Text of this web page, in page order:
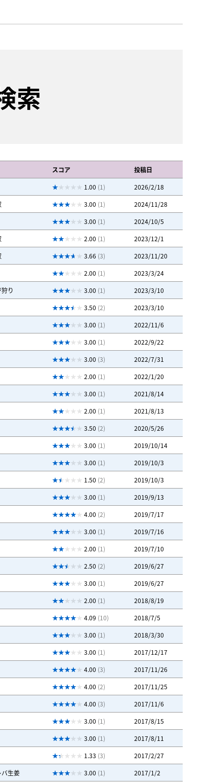
索
スコア
投稿日
1.00 (1)
2026/2/18
3.00 (1)
2024/11/28
3.00 (1)
2024/10/5
2.00 (1)
2023/12/1
3.66 (3)
2023/11/20
2.00 (1)
2023/3/24
り 3.00 (1)
2023/3/10
3.50 (2)
2023/3/10
3.00 (1)
2022/11/6
3.00 (1)
2022/9/22
3.00 (3)
2022/7/31
2.00 (1)
2022/1/20
3.00 (1)
2021/8/14
2.00 (1)
2021/8/13
3.50 (2)
2020/5/26
3.00 (1)
2019/10/14
3.00 (1)
2019/10/3
1.50 (2)
2019/10/3
3.00 (1)
2019/9/13
4.00 (2)
2019/7/17
3.00 (1)
2019/7/16
2.00 (1)
2019/7/10
2.50 (2)
2019/6/27
3.00 (1)
2019/6/27
2.00 (1)
2018/8/19
4.09 (10)
2018/7/5
3.00 (1)
2018/3/30
3.00 (1)
2017/12/17
4.00 (3)
2017/11/26
4.00 (2)
2017/11/25
4.00 (3)
2017/11/6
3.00 (1)
2017/8/15
3.00 (1)
2017/8/11
1.33 (3)
2017/2/27
生姜 3.00 (1)
2017/1/2